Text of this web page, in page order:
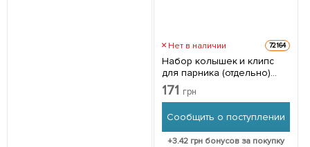
Нет в наличии 72164
Набор колышек и клипс
для парника (отдельно)
20шт
171 грн
Сообщить о поступлении
+3.42грн бонусов за покупку